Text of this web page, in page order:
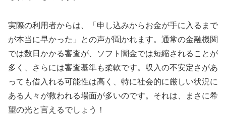
実際の利用者からは、「申し込みからお金が手に入るまで
が本当に早かった」との声が聞かれます。通常の金融機関
では数日かかる審査が、ソフト闇金では短縮されることが
多く、さらには審査基準も柔軟です。収入の不安定さがあ
っても借入れる可能性は高く、特に社会的に厳しい状況に
ある人々が救われる場面が多いのです。それは、まさに希
望の光と言えるでしょう！